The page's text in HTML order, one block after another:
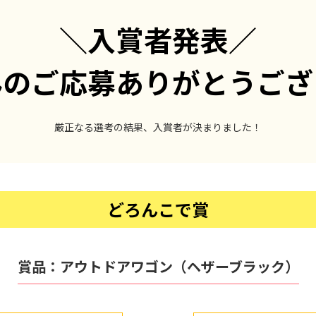
＼入賞者発表／
ご応募ありがとうご
厳正なる選考の結果、入賞者が決まりました！
どろんこで賞
賞品： アウトドアワゴン（ヘザーブラック）